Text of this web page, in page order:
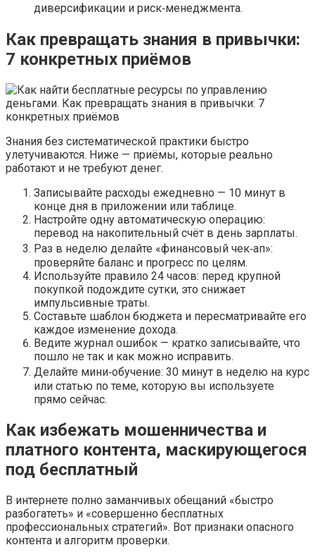
диверсификации и риск‑менеджмента.
Как превращать знания в привычки:
7 конкретных приёмов
Знания без систематической практики быстро
улетучиваются. Ниже — приёмы, которые реально
работают и не требуют денег.
Записывайте расходы ежедневно — 10 минут в
конце дня в приложении или таблице.
Настройте одну автоматическую операцию:
перевод на накопительный счёт в день зарплаты.
Раз в неделю делайте «финансовый чек‑ап»:
проверяйте баланс и прогресс по целям.
Используйте правило 24 часов: перед крупной
покупкой подождите сутки, это снижает
импульсивные траты.
Составьте шаблон бюджета и пересматривайте его
каждое изменение дохода.
Ведите журнал ошибок — кратко записывайте, что
пошло не так и как можно исправить.
Делайте мини‑обучение: 30 минут в неделю на курс
или статью по теме, которую вы используете
прямо сейчас.
Как избежать мошенничества и
платного контента, маскирующегося
под бесплатный
В интернете полно заманчивых обещаний «быстро
разбогатеть» и «совершенно бесплатных
профессиональных стратегий». Вот признаки опасного
контента и алгоритм проверки.